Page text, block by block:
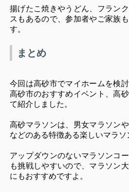
揚げたこ焼きやうどん、フラン
スもあるので、参加者やご家族
す。
まとめ
今回は高砂市でマイホームを検
高砂市のおすすめイベント、高
て紹介しました。
高砂マラソンは、男女マラソン
などのある特徴ある楽しいマラソ
アップダウンのないマラソンコ
も挑戦しやすいので、マラソン
にもおすすめですよ。